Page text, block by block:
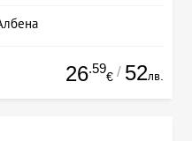
26.59
€ / 52лв.